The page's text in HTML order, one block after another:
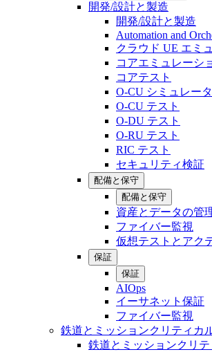
開発/設計と製造
開発/設計と製造
Automation and
クラウド UE エミ
コアエミュレーシ
コアテスト
O-CU シミュレータ
O-CU テスト
O-DU テスト
O-RU テスト
RIC テスト
セキュリティ検証
配備と保守
配備と保守
資産とデータの管
ファイバー監視
仮想テストとアク
保証
保証
AIOps
イーサネット保証
ファイバー監視
鉄道とミッションクリティカ
鉄道とミッションクリ